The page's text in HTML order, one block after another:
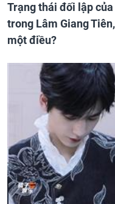
Trạng thái đối lập của
trong Lâm Giang
một điều?